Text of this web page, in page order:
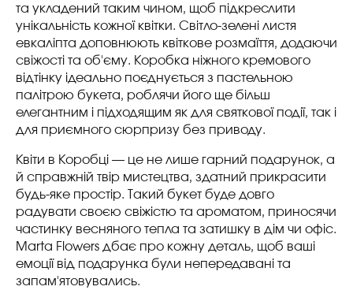
та укладений таким чином, щоб підкреслити
унікальність кожної квітки. Світло-зелені листя
евкаліпта доповнюють квіткове розмаїття, додаючи
свіжості та об'єму. Коробка ніжного кремового
відтінку ідеально поєднується з пастельною
палітрою букета, роблячи його ще більш
елегантним і підходящим як для святкової події, так і
для приємного сюрпризу без приводу.
Квіти в Коробці — це не лише гарний подарунок, а
й справжній твір мистецтва, здатний прикрасити
будь-яке простір. Такий букет буде довго
радувати своєю свіжістю та ароматом, приносячи
частинку весняного тепла та затишку в дім чи офіс.
Marta Flowers дбає про кожну деталь, щоб ваші
емоції від подарунка були непередавані та
запам'ятовувались.